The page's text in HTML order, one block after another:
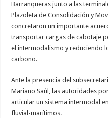
Barranqueras junto a las
Plazoleta de Consolidación y
concretaron un importante
transportar cargas de cabotaje
el intermodalismo y reduciendo
carbono.
Ante la presencia del
Mariano Saúl, las autoridades
articular un sistema intermodal
fluvial-marítimos.